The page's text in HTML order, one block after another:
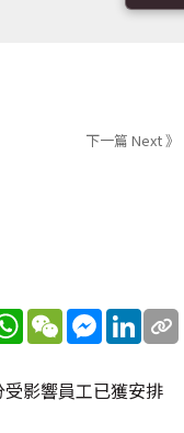
下一篇 Next 》
WhatsApp
WeChatMessenger
影響員工已獲安排